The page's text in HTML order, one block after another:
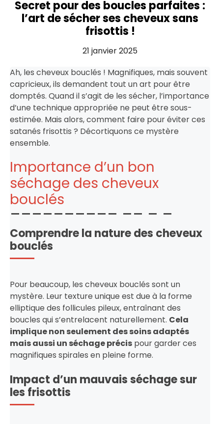
Secret pour des boucles parfaites :
l’art de sécher ses cheveux sans
frisottis !
21 janvier 2025
Ah, les cheveux bouclés ! Magnifiques, mais souvent
capricieux, ils demandent tout un art pour être
domptés. Quand il s’agit de les sécher, l’importance
d’une technique appropriée ne peut être sous-
estimée. Mais alors, comment faire pour éviter ces
satanés frisottis ? Décortiquons ce mystère
ensemble.
Importance d’un bon
séchage des cheveux
bouclés
Comprendre la nature des cheveux
bouclés
Pour beaucoup, les cheveux bouclés sont un
mystère. Leur texture unique est due à la forme
elliptique des follicules pileux, entraînant des
boucles qui s’entrelacent naturellement. Cela
implique non seulement des soins adaptés
mais aussi un séchage précis pour garder ces
magnifiques spirales en pleine forme.
Impact d’un mauvais séchage sur
les frisottis